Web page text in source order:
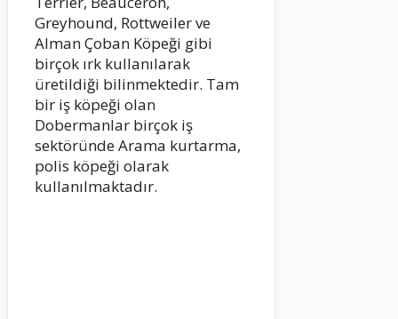
Greyhound, Rottweiler ve
Alman Çoban Köpeği gibi
birçok ırk kullanılarak
üretildiği bilinmektedir. Tam
bir iş köpeği olan
Dobermanlar birçok iş
sektöründe Arama kurtarma,
polis köpeği olarak
kullanılmaktadır.